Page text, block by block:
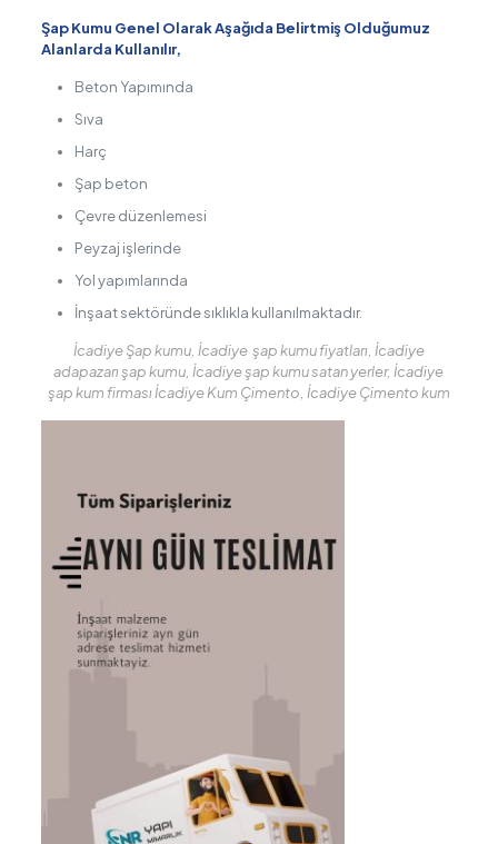
Şap Kumu Genel Olarak Aşağıda Belirtmiş Olduğumuz
Alanlarda Kullanılır,
Beton Yapımında
Sıva
Harç
Şap beton
Çevre düzenlemesi
Peyzaj işlerinde
Yol yapımlarında
İnşaat sektöründe sıklıkla kullanılmaktadır.
İcadiye Şap kumu, İcadiye şap kumu fiyatları, İcadiye
adapazarı şap kumu, İcadiye şap kumu satan yerler, İcadiye
şap kum firması İcadiye Kum Çimento, İcadiye Çimento kum